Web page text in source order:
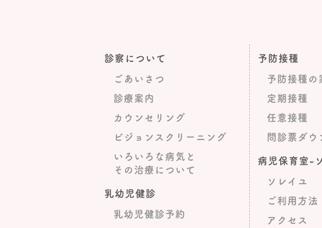
診察について
ごあいさつ
診療案内
カウンセリング
ビジョンスクリーニング
いろいろな病気と
その治療について
乳幼児健診
乳幼児健診予約
予防接種
予防接種の
定期接種
任意接種
問診票ダウ
病児保育室-
ソレイユ
ご利用方法
アクセス